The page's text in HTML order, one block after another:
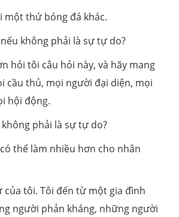
một thứ bóng đá khác.
không phải là sự tự do?
hỏi tôi câu hỏi này, và hãy mang
cầu thủ, mọi người đại diện, mọi
hội động.
phải là sự tự do?
thể làm nhiều hơn cho nhân
của tôi. Tôi đến từ một gia đình
người phản kháng, những người